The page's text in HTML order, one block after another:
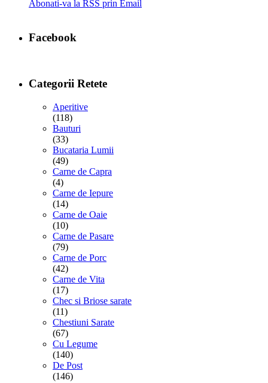
Abonati-va la RSS prin Email
Facebook
Categorii Retete
Aperitive
(118)
Bauturi
(33)
Bucataria Lumii
(49)
Carne de Capra
(4)
Carne de Iepure
(14)
Carne de Oaie
(10)
Carne de Pasare
(79)
Carne de Porc
(42)
Carne de Vita
(17)
Chec si Briose sarate
(11)
Chestiuni Sarate
(67)
Cu Legume
(140)
De Post
(146)